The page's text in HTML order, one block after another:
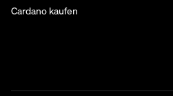
Cardano kaufen